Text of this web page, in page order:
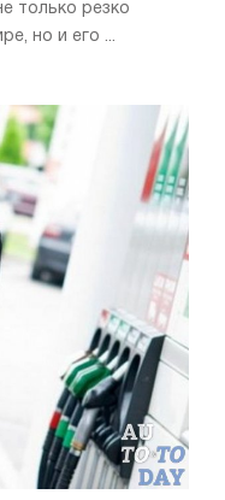
только резко
но и его ...